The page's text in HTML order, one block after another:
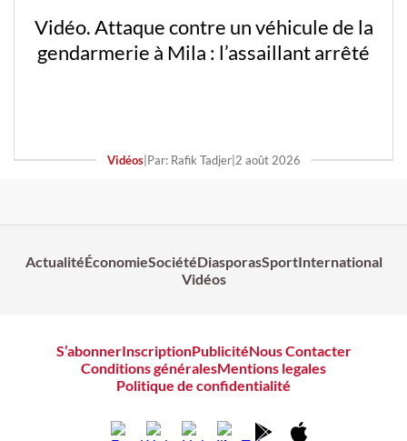
Vidéo. Attaque contre un véhicule de la
gendarmerie à Mila : l’assaillant arrêté
Vidéos| Par: Rafik Tadjer| 2 août 2026
ActualitéÉconomieSociétéDiasporasSportInternational
Vidéos
S’abonnerInscriptionPublicitéNous Contacter
Conditions généralesMentions legales
Politique de confidentialité